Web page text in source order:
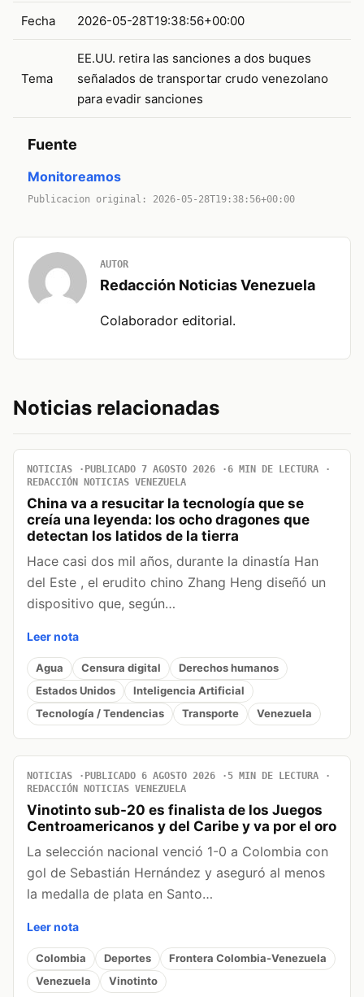
Fecha 2026-05-28T19:38:56+00:00
Tema
EE.UU. retira las sanciones a dos buques
señalados de transportar crudo venezolano
para evadir sanciones
Fuente
Monitoreamos
Publicacion original: 2026-05-28T19:38:56+00:00
AUTOR
Redacción Noticias Venezuela
Colaborador editorial.
Noticias relacionadas
NOTICIAS PUBLICADO 7 AGOSTO 2026
6 MIN DE LECTURA
REDACCIÓN NOTICIAS VENEZUELA
China va a resucitar la tecnología que se
creía una leyenda: los ocho dragones que
detectan los latidos de la tierra
Hace casi dos mil años, durante la dinastía Han
del Este , el erudito chino Zhang Heng diseñó un
dispositivo que, según…
Leer nota
Agua Censura digital
Derechos humanos
Estados Unidos
Inteligencia Artificial
Tecnología / Tendencias
Transporte Venezuela
NOTICIAS PUBLICADO 6 AGOSTO 2026
5 MIN DE LECTURA
REDACCIÓN NOTICIAS VENEZUELA
Vinotinto sub-20 es finalista de los Juegos
Centroamericanos y del Caribe y va por el oro
La selección nacional venció 1-0 a Colombia con
gol de Sebastián Hernández y aseguró al menos
la medalla de plata en Santo…
Leer nota
Colombia Deportes
Frontera Colombia-Venezuela
Venezuela
Vinotinto